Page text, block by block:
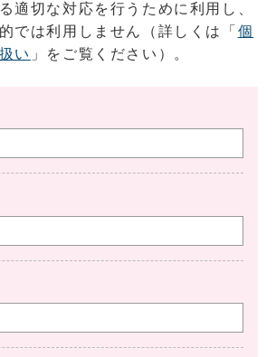
適切な対応を行うために利用し、
では利用しません（詳しくは「 個
い 」をご覧ください）。